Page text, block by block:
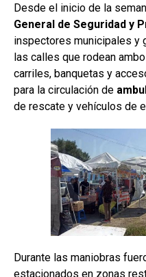
Desde el inicio de la
General de Seguridad y
inspectores municipales y
las calles que rodean
carriles, banquetas y
para la circulación de
de rescate y vehículos de
Durante las maniobras
estacionados en zonas